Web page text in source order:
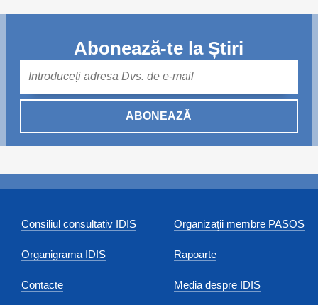
Abonează-te la Știri
ABONEAZĂ
Consiliul consultativ IDIS
Organigrama IDIS
Contacte
Organizaţii membre PASOS
Rapoarte
Media despre IDIS